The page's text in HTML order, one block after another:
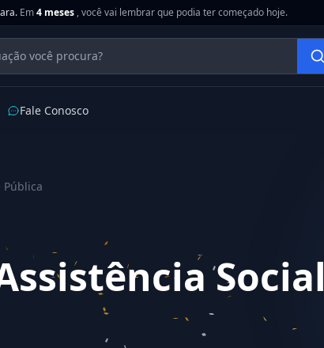
Em4 meses , você vai lembrar que podia ter começado hoje.
Fale Conosco
Pública
Social